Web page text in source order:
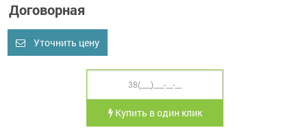
Договорная
Уточнить цену
Купить в один клик